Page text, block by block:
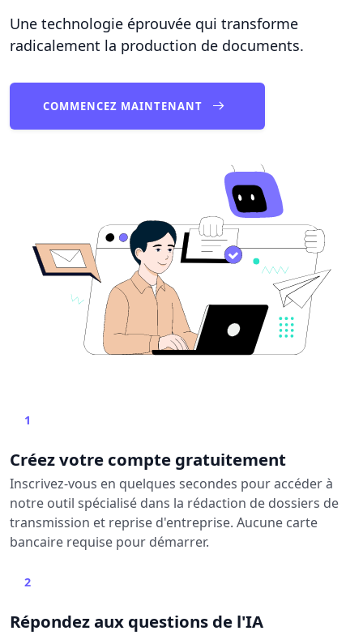
Une technologie éprouvée qui transforme
radicalement la production de documents.
COMMENCEZ MAINTENANT
1
Créez votre compte gratuitement
Inscrivez-vous en quelques secondes pour accéder à
notre outil spécialisé dans la rédaction de dossiers de
transmission et reprise d'entreprise. Aucune carte
bancaire requise pour démarrer.
2
Répondez aux questions de l'IA